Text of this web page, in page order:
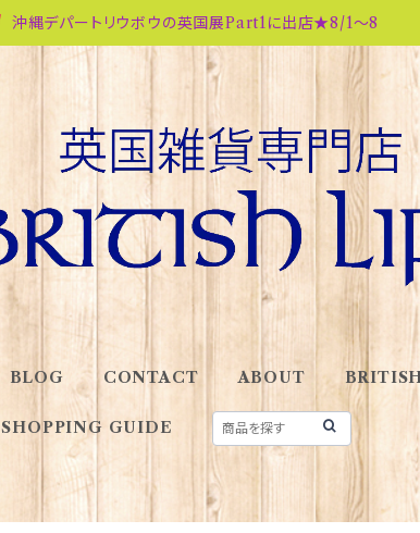
沖縄デパートリウボウの英国展Part1に出店★8/1～8
BLOG CONTACT ABOUT
SHOPPING GUIDE